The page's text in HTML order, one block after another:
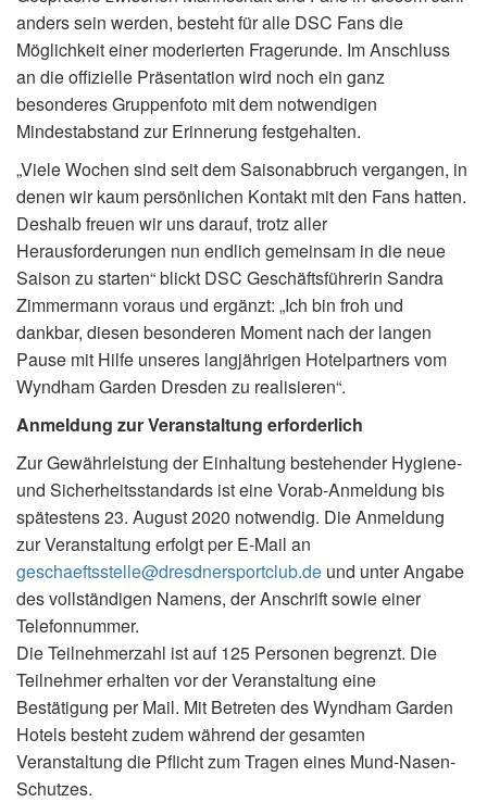
anders sein werden, besteht für alle DSC Fans die
Möglichkeit einer moderierten Fragerunde. Im Anschluss
an die offizielle Präsentation wird noch ein ganz
besonderes Gruppenfoto mit dem notwendigen
Mindestabstand zur Erinnerung festgehalten.
„Viele Wochen sind seit dem Saisonabbruch vergangen, in
denen wir kaum persönlichen Kontakt mit den Fans hatten.
Deshalb freuen wir uns darauf, trotz aller
Herausforderungen nun endlich gemeinsam in die neue
Saison zu starten“ blickt DSC Geschäftsführerin Sandra
Zimmermann voraus und ergänzt: „Ich bin froh und
dankbar, diesen besonderen Moment nach der langen
Pause mit Hilfe unseres langjährigen Hotelpartners vom
Wyndham Garden Dresden zu realisieren“.
Anmeldung zur Veranstaltung erforderlich
Zur Gewährleistung der Einhaltung bestehender Hygiene-
und Sicherheitsstandards ist eine Vorab-Anmeldung bis
spätestens 23. August 2020 notwendig. Die Anmeldung
zur Veranstaltung erfolgt per E-Mail an
geschaeftsstelle@dresdnersportclub.de und unter Angabe
des vollständigen Namens, der Anschrift sowie einer
Telefonnummer.
Die Teilnehmerzahl ist auf 125 Personen begrenzt. Die
Teilnehmer erhalten vor der Veranstaltung eine
Bestätigung per Mail. Mit Betreten des Wyndham Garden
Hotels besteht zudem während der gesamten
Veranstaltung die Pflicht zum Tragen eines Mund-Nasen-
Schutzes.